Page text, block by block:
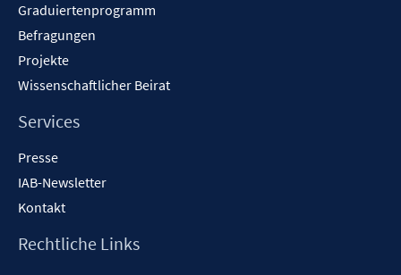
Graduiertenprogramm
Befragungen
Projekte
Wissenschaftlicher Beirat
Services
Presse
IAB-Newsletter
Kontakt
Rechtliche Links